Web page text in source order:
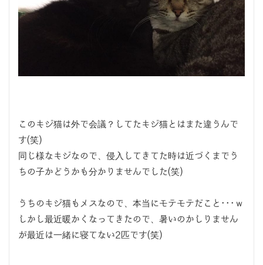
このキジ猫は外で会議？してたキジ猫とはまた違うんで
す(笑)
同じ様なキジなので、侵入してきてた時は近づくまでう
ちの子かどうかも分かりませんでした(笑)
うちのキジ猫もメスなので、本当にモテモテだこと･･･ｗ
しかし最近暖かくなってきたので、暑いのかしりません
が最近は一緒に寝てない2匹です(笑)